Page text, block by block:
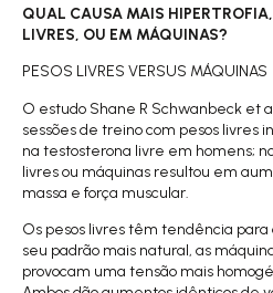
QUAL CAUSA MAIS
LIVRES, OU EM MÁQUINAS?
PESOS LIVRES VERSUS MÁQUINAS
O estudo Shane R Schwanbeck et
sessões de treino com pesos livres
na testosterona livre em homens;
livres ou máquinas resultou em
massa e força muscular.
Os pesos livres têm tendência
seu padrão mais natural, as
provocam uma tensão mais